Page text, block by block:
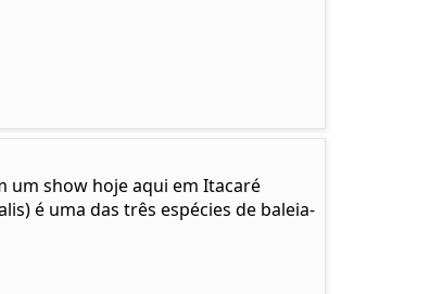
show hoje aqui em Itacaré
é uma das três espécies de baleia-